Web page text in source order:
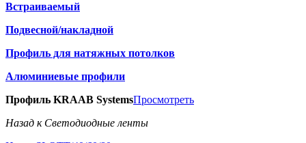
Встраиваемый
Подвесной/накладной
Профиль для натяжных потолков
Алюминиевые профили
Профиль KRAAB SystemsПросмотреть
Назад к Светодиодные ленты